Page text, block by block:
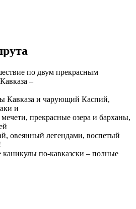
по двум прекрасным
–
Кавказа и чарующий Каспий,
и
прекрасные озера и барханы,
овеянный легендами, воспетый
каникулы по-кавказски – полные